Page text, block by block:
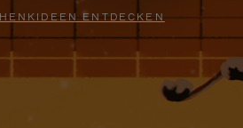
ENTDECKEN